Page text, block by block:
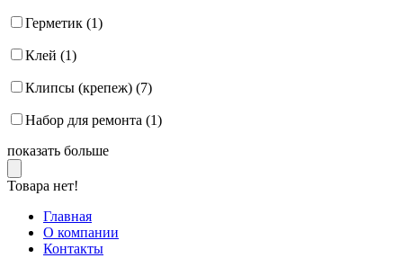
Герметик (1)
Клей (1)
Клипсы (крепеж) (7)
Набор для ремонта (1)
показать больше
Товара нет!
Главная
О компании
Контакты